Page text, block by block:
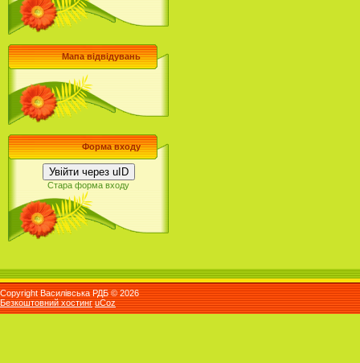
Мапа відвідувань
Форма входу
Увійти через uID
Стара форма входу
Copyright Василівська РДБ © 2026
Безкоштовний хостинг uCoz